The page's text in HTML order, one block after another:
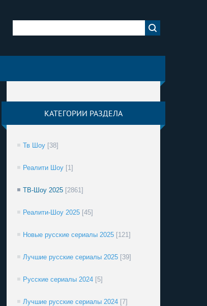
КАТЕГОРИИ РАЗДЕЛА
Тв Шоу [38]
Реалити Шоу [1]
ТВ-Шоу 2025 [2861]
Реалити-Шоу 2025 [45]
Новые русские сериалы 2025 [121]
Лучшие русские сериалы 2025 [39]
Русские сериалы 2024 [5]
Лучшие русские сериалы 2024 [7]